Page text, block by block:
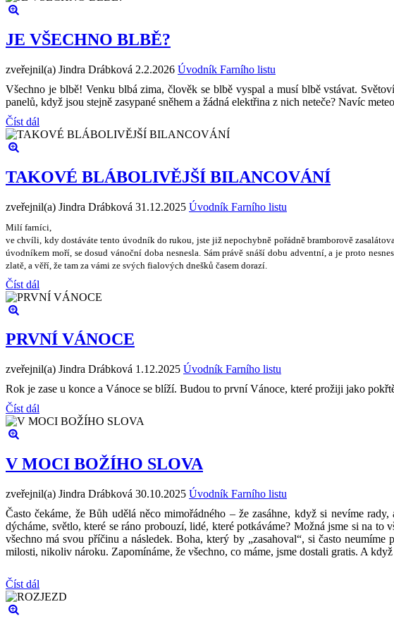
JE VŠECHNO BLBĚ?
zveřejnil(a) Jindra Drábková 2.2.2026 Úvodník Farního listu
Všechno je blbě! Venku blbá zima, člověk se blbě vyspal a musí blbě vstávat.
panelů, když jsou stejně zasypané sněhem a žádná elektřina z nich neteče? Navíc
Číst dál
TAKOVÉ BLÁBOLIVĚJŠÍ BILANCOVÁNÍ
zveřejnil(a) Jindra Drábková 31.12.2025 Úvodník Farního listu
Milí farníci,
ve chvíli, kdy dostáváte tento úvodník do rukou, jste jižnepochybně pořádněbramborově
úvodníkem moří, se dosud vánoční doba nesnesla. Sám právěsnáší dobu adventní, a je proto
zlatě , a věří, že tam za vámi ze svých fialových dnešků časem dorazí.
Číst dál
PRVNÍ VÁNOCE
zveřejnil(a) Jindra Drábková 1.12.2025 Úvodník Farního listu
Rok je zase u konce a Vánoce se blíží. Budou to první Vánoce, které prožiji jako
Číst dál
V MOCI BOŽÍHO SLOVA
zveřejnil(a) Jindra Drábková 30.10.2025 Úvodník Farního listu
Často čekáme, že Bůh udělá něco mimořádného – že zasáhne, když si nevíme
dýcháme, světlo, které se ráno probouzí, lidé, které potkáváme? Možná jsme si na
všechno má svou příčinu a následek. Boha, který by „zasahoval“, si často
milosti, nikoliv nároku. Zapomínáme, že všechno, co máme, jsme dostali gratis. A
Číst dál